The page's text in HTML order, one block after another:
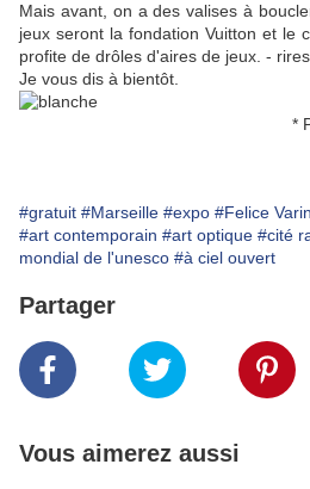
Mais avant, on a des valises à
jeux seront la fondation Vuitton et le
profite de drôles d'aires de jeux. -
Je vous dis à bientôt.
*
#gratuit #Marseille #expo #Felice
#art contemporain #art optique #cité
mondial de l'unesco #à ciel ouvert
Partager
Vous aimerez aussi